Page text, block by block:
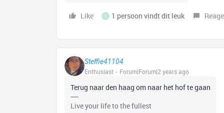
Like I 1 persoon vindt dit leuk
Steffie41104
Enthusiast
Forum|Forum|2 years ago
Terug naar den haag om naar het hof te gaan
Live your life to the fullest